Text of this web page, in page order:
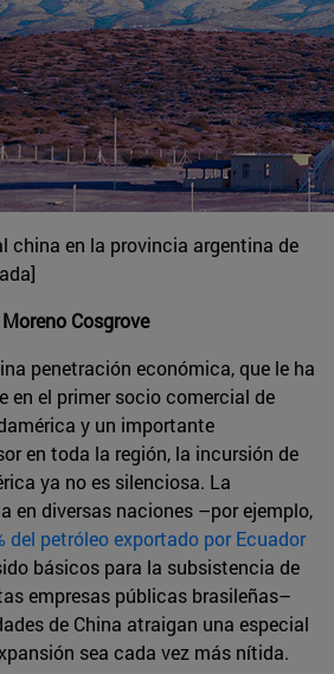
china en la provincia argentina de
Cosgrove
penetración económica, que le ha
en el primer socio comercial de
y un importante
en toda la región, la incursión de
ya no es silenciosa. La
en diversas naciones –por ejemplo,
del petróleo exportado por Ecuador
básicos para la subsistencia de
empresas públicas brasileñas–
de China atraigan una especial
sea cada vez más nítida.